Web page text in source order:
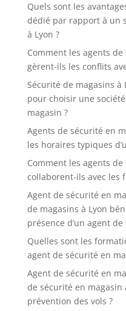
Quels sont les
dédié par rapport à un
à Lyon ?
Comment les agents
gèrent-ils les conflits
Sécurité de magasins à
pour choisir une
magasin ?
Agents de sécurité en
les horaires typiques
Comment les agents
collaborent-ils avec les
Agent de sécurité en
de magasins à Lyon
présence d’un agent de
Quelles sont les
agent de sécurité en
Agent de sécurité en
de sécurité en magasin
prévention des vols ?